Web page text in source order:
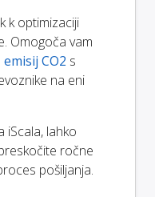
k optimizaciji
Omogoča vam
emisij CO2 s
na eni
iScala, lahko
ročne
pošiljanja.